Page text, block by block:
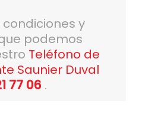
y
podemos
Teléfono de
Saunier Duval
77 06 .